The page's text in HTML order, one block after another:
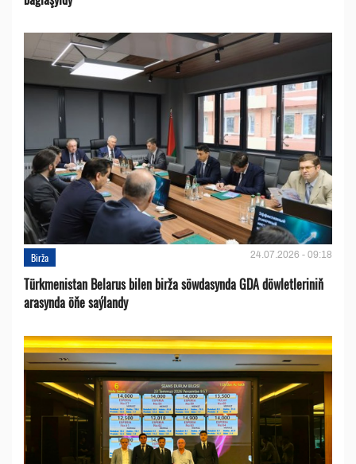
Birža 24.07.2026 - 09:18
Türkmenistan Belarus bilen birža söwdasynda GDA döwletleriniň
arasynda öňe saýlandy